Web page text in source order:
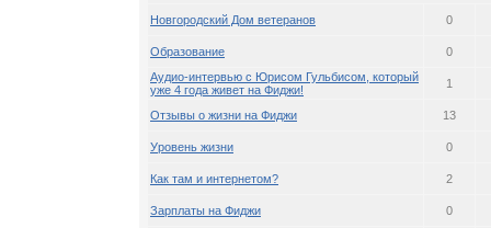
Новгородский Дом ветеранов 0
Образование
0
Аудио-интервью с Юрисом Гульбисом, который
уже 4 года живет на Фиджи!
1
Отзывы о жизни на Фиджи 13
Уровень жизни 0
Как там и интернетом? 2
Зарплаты на Фиджи 0